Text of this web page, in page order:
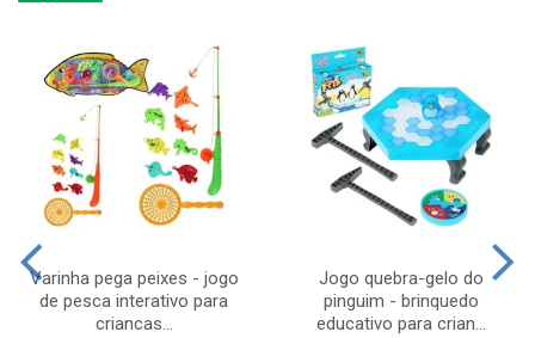
Varinha pega peixes - jogo
de pesca interativo para
criancas...
Jogo quebra-gelo do
pinguim - brinquedo
educativo para crian...